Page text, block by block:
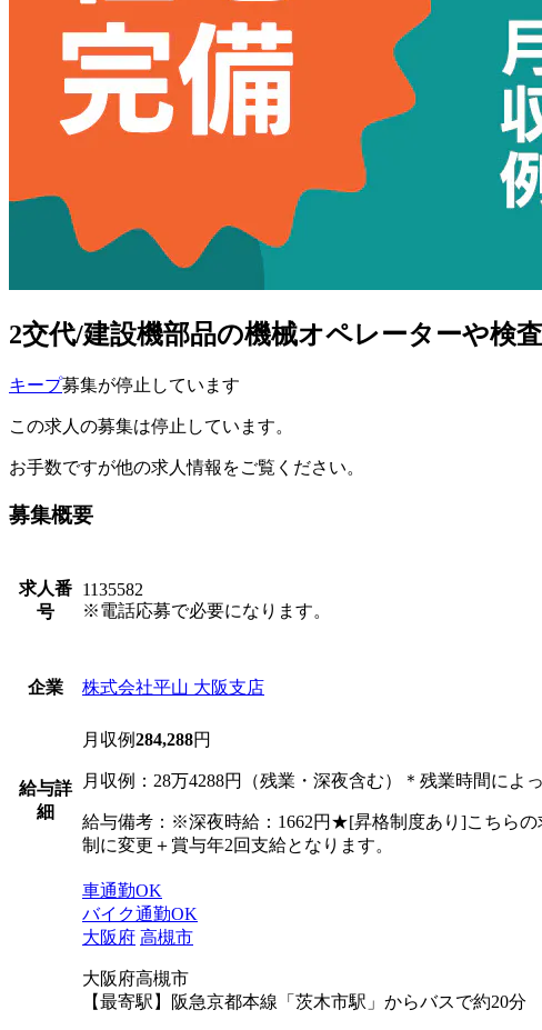
2交代/建設機部品の機械オペレーターや検
キープ募集が停止しています
この求人の募集は停止しています。
お手数ですが他の求人情報をご覧ください。
募集概要
求人番
号
1135582
※電話応募で必要になります。
企業 株式会社平山 大阪支店
給与詳
細
月収例284,288円
月収例：28万4288円（残業・深夜含む）＊残業時間によ
給与備考：※深夜時給：1662円★[昇格制度あり]こちら
制に変更＋賞与年2回支給となります。
車通勤OK
バイク通勤OK
大阪府 高槻市
大阪府高槻市
【最寄駅】阪急京都本線「茨木市駅」からバスで約20分